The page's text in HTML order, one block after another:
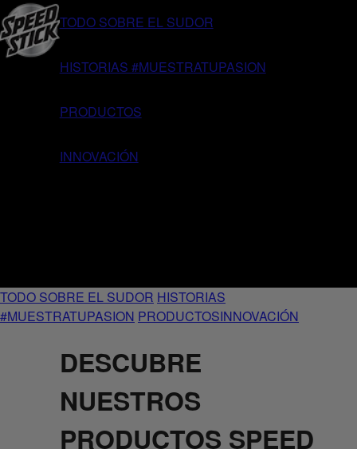
TODO SOBRE EL SUDOR
HISTORIAS #MUESTRATUPASION
PRODUCTOS
INNOVACIÓN
TODO SOBRE EL SUDOR HISTORIAS
#MUESTRATUPASION PRODUCTOSINNOVACIÓN
DESCUBRE
NUESTROS
PRODUCTOS SPEED